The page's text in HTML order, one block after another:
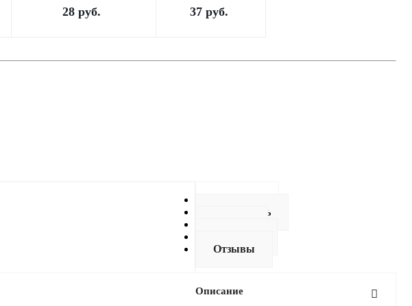
28 руб. 37руб.
Как купить
Отзывы
Описание